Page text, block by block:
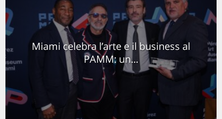
Miami celebra l’arte e il business al
PAMM: un...